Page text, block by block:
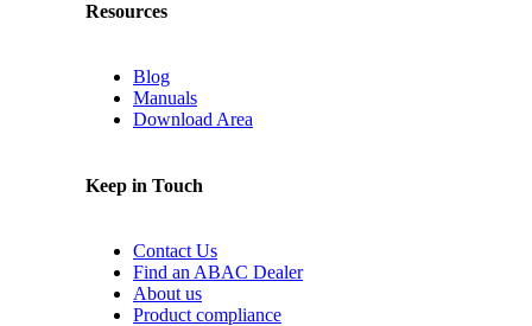
Resources
Blog
Manuals
Download Area
Keep in Touch
Contact Us
Find an ABAC Dealer
About us
Product compliance